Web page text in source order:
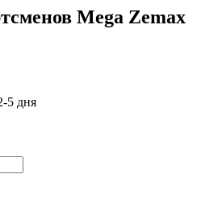
Mega Zemax
5 дня